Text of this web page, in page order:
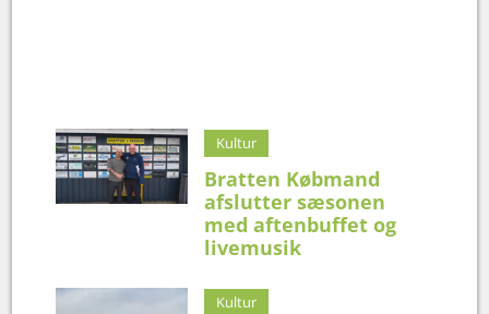
Kultur
Bratten Købmand
afslutter sæsonen
med aftenbuffet og
livemusik
Kultur